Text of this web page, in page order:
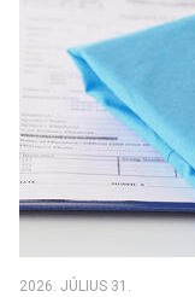
2026. JÚLIUS 31.